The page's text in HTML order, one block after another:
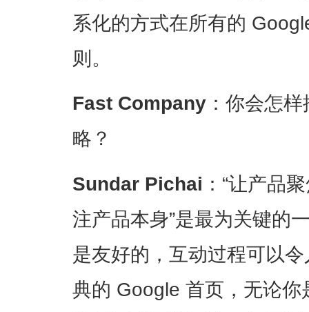
系化的方式在所有的
则。
Fast Company ：你会怎
略？
Sundar Pichai ：“让产品
注产品本身”是最为关键的
是友好的，互动过程可以
典的 Google 首页，无论